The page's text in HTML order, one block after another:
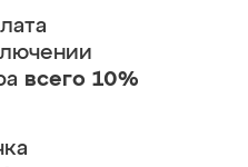
всего 10%